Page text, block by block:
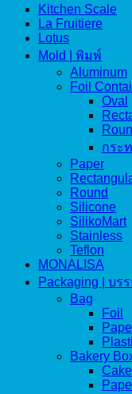
Kitchen Scale
La Fruitiere
Lotus
Mold | พิมพ์
Aluminum
Foil
Oval
กระ
Paper
Round
Silicone
SilikoMart
Stainless
Teflon
MONALISA
Packaging | บ
Bag
Foil
Bakery